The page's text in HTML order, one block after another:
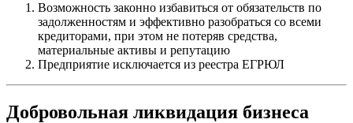
Возможность законно избавиться от обязательств по
задолженностям и эффективно разобраться со всеми
кредиторами, при этом не потеряв средства,
материальные активы и репутацию
Предприятие исключается из реестра ЕГРЮЛ
Добровольная ликвидация бизнеса